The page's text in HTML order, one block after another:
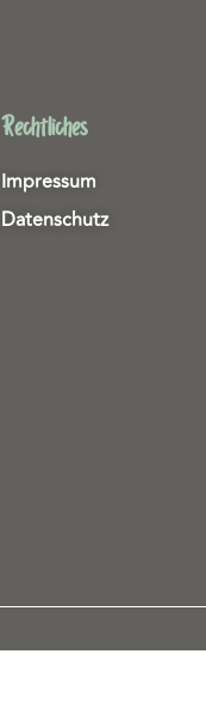
Rechtliches
Impressum
Datenschutz